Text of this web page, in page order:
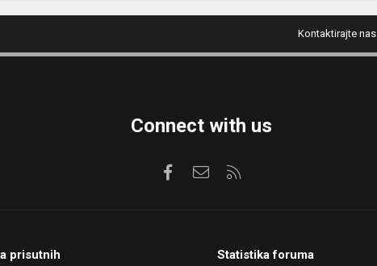
Kontaktirajte nas
Connect with us
FacebookKontaktirajte nas
prisutnih Statistika foruma